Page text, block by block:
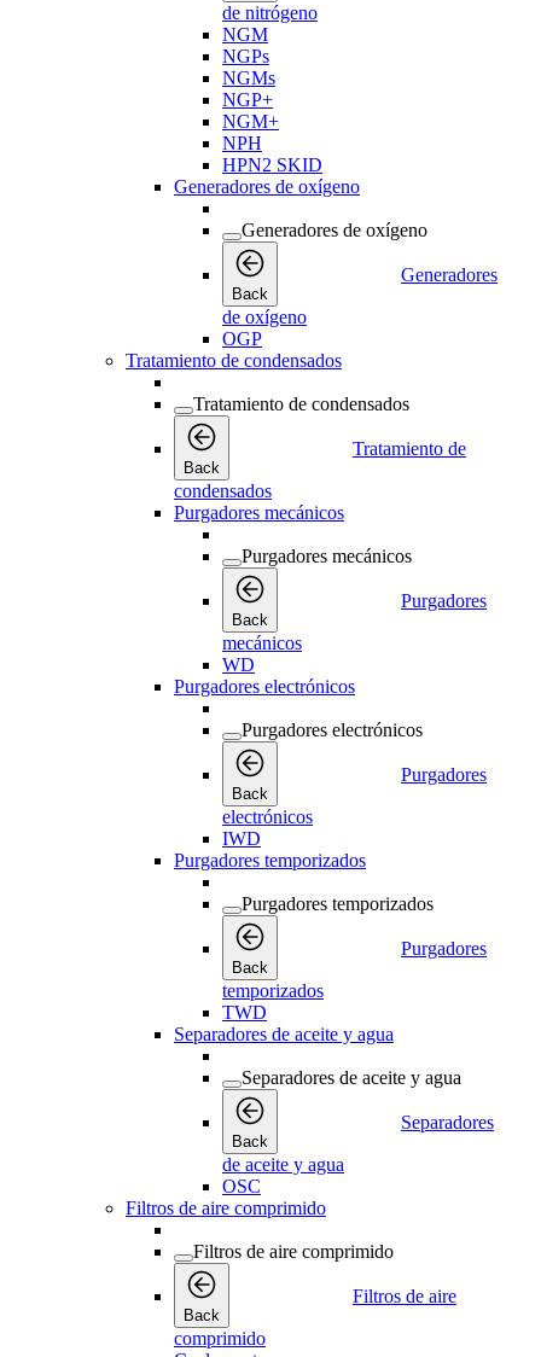
de nitrógeno
NGM
NGPs
NGMs
NGP+
NGM+
NPH
HPN2 SKID
Generadores de oxígeno
Generadores de oxígeno
Back
Generadores
de oxígeno
OGP
Tratamiento de condensados
Tratamiento de condensados
Back
Tratamiento de
condensados
Purgadores mecánicos
Purgadores mecánicos
Back
Purgadores
mecánicos
WD
Purgadores electrónicos
Purgadores electrónicos
Back
Purgadores
electrónicos
IWD
Purgadores temporizados
Purgadores temporizados
Back
Purgadores
temporizados
TWD
Separadores de aceite y agua
Separadores de aceite y agua
Back
Separadores
de aceite y agua
OSC
Filtros de aire comprimido
Filtros de aire comprimido
Back
Filtros de aire
comprimido